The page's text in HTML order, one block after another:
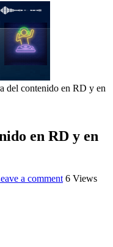
del contenido en RD y en
en RD y en
a comment 6 Views